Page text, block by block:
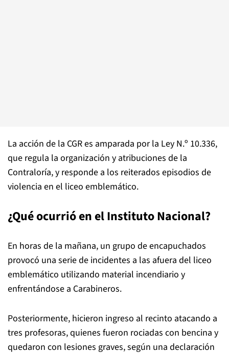
La acción de la CGR es amparada por la Ley N.º 10.336,
que regula la organización y atribuciones de la
Contraloría, y responde a los reiterados episodios de
violencia en el liceo emblemático.
¿Qué ocurrió en el Instituto Nacional?
En horas de la mañana, un grupo de encapuchados
provocó una serie de incidentes a las afuera del liceo
emblemático utilizando material incendiario y
enfrentándose a Carabineros.
Posteriormente, hicieron ingreso al recinto atacando a
tres profesoras, quienes fueron rociadas con bencina y
quedaron con lesiones graves, según una declaración